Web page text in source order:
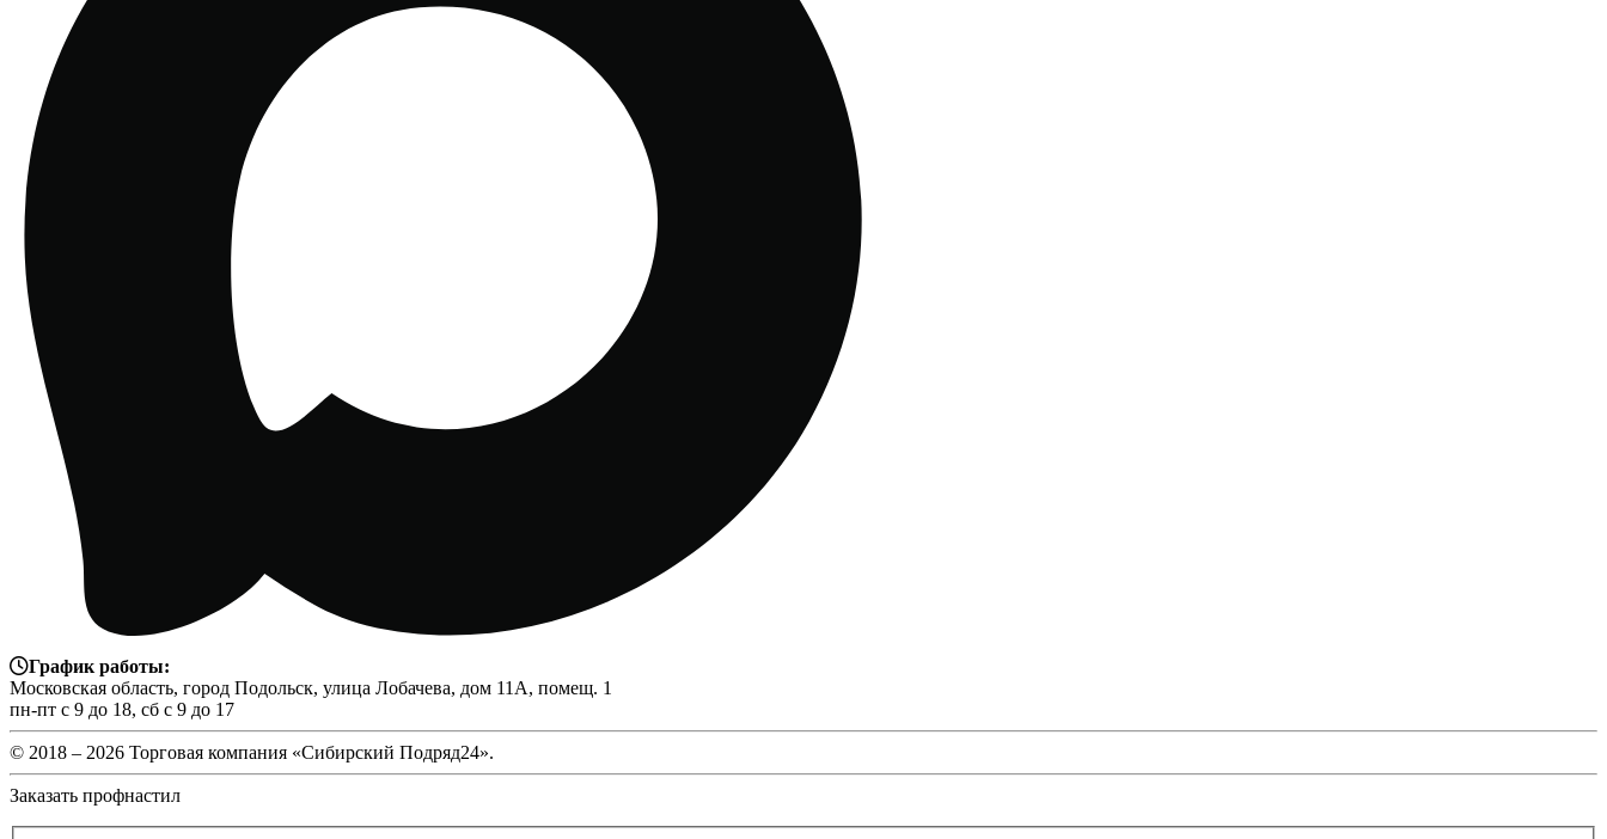
График работы:
Московская область, город Подольск, улица Лобачева, дом 11А, помещ. 1
пн-пт с 9 до 18, сб с 9 до 17
© 2018 – 2026 Торговая компания «Сибирский Подряд24».
Заказать профнастил